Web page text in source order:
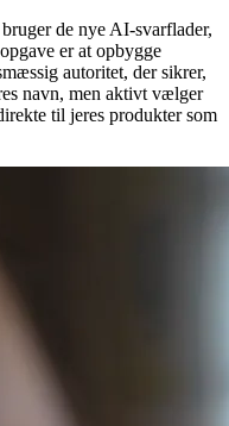
de nye AI-svarflader,
er at opbygge
autoritet, der sikrer,
navn, men aktivt vælger
til jeres produkter som